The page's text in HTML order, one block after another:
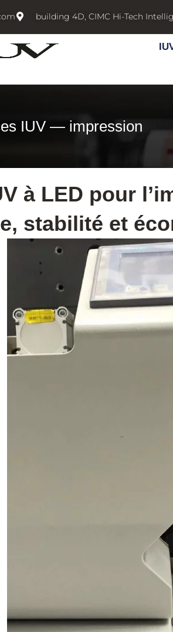
building 4D, CIMC Hi-Tech
IUV — impression
à LED pour
stabilité et